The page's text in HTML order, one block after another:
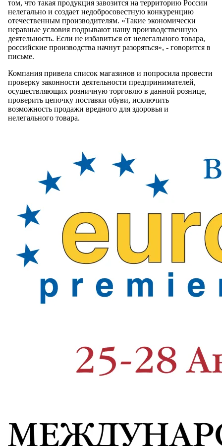
том, что такая продукция завозится на территорию России
нелегально и создает недобросовестную конкуренцию
отечественным производителям. «Такие экономически
неравные условия подрывают нашу производственную
деятельность. Если не избавиться от нелегального товара,
российские производства начнут разоряться», - говорится в
письме.
Компания привела список магазинов и попросила провести
проверку законности деятельности предпринимателей,
осуществляющих розничную торговлю в данной рознице,
проверить цепочку поставки обуви, исключить
возможность продажи вредного для здоровья и
нелегального товара.